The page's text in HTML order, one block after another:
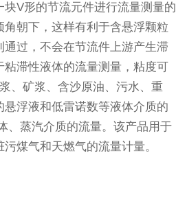
V形的节流元件进行流量测量的
朝下，这样有利于含悬浮颗粒
通过，不会在节流件上游产生滞
粘滞性液体的流量测量，粘度可
、矿浆、含沙原油、污水、重
浮液和低雷诺数等液体介质的
、蒸汽介质的流量。该产品用于
煤气和天燃气的流量计量。